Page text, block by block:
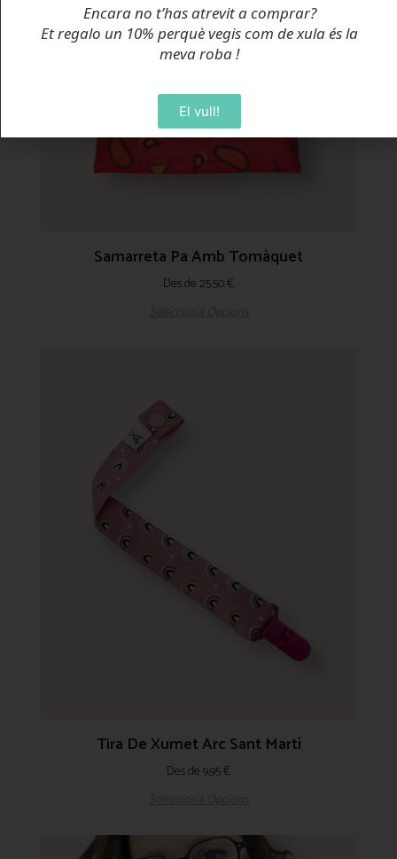
Samarreta Pa Amb Tomàquet
Des de 25,50€
Tira De Xumet Arc Sant Martí
Des de9,95€
Encara no t’has atrevit a comprar?
Et regalo un 10% perquè vegis com de xula és la
meva roba!
El vull!